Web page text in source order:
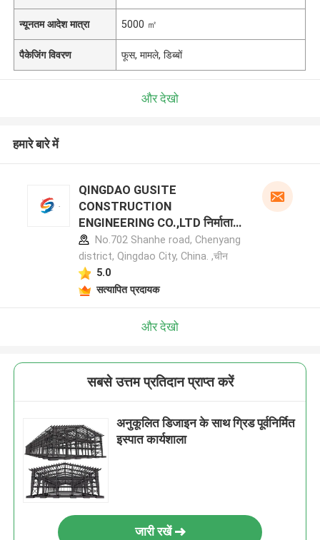
न्यूनतम आदेश मात्रा 5000 ㎡
पैकेजिंग विवरण फूस, मामले, डिब्बों
और देखो
हमारे बारे में
QINGDAO GUSITE
CONSTRUCTION
ENGINEERING CO.,LTD निर्माता
प्रोफ़ाइलNo.702 Shanhe road, Chenyang
district, Qingdao City, China. ,चीन
5.0
सत्यापित प्रदायक
और देखो
सबसे उत्तम प्रतिदान प्राप्त करें
अनुकूलित डिजाइन के साथ ग्रिड पूर्वनिर्मित
इस्पात कार्यशाला
जारी रखें